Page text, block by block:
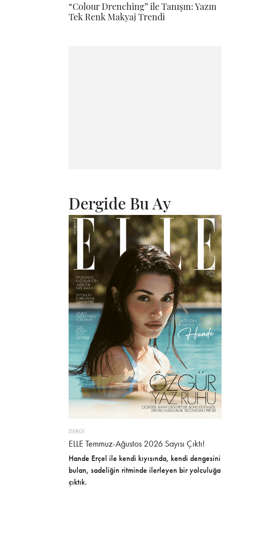
“Colour Drenching” ile Tanışın: Yazın
Tek Renk Makyaj Trendi
Dergide Bu Ay
DERGİ
ELLE Temmuz-Ağustos 2026 Sayısı Çıktı!
Hande Erçel ile kendi kıyısında, kendi dengesini
bulan, sadeliğin ritminde ilerleyen bir yolculuğa
çıktık.